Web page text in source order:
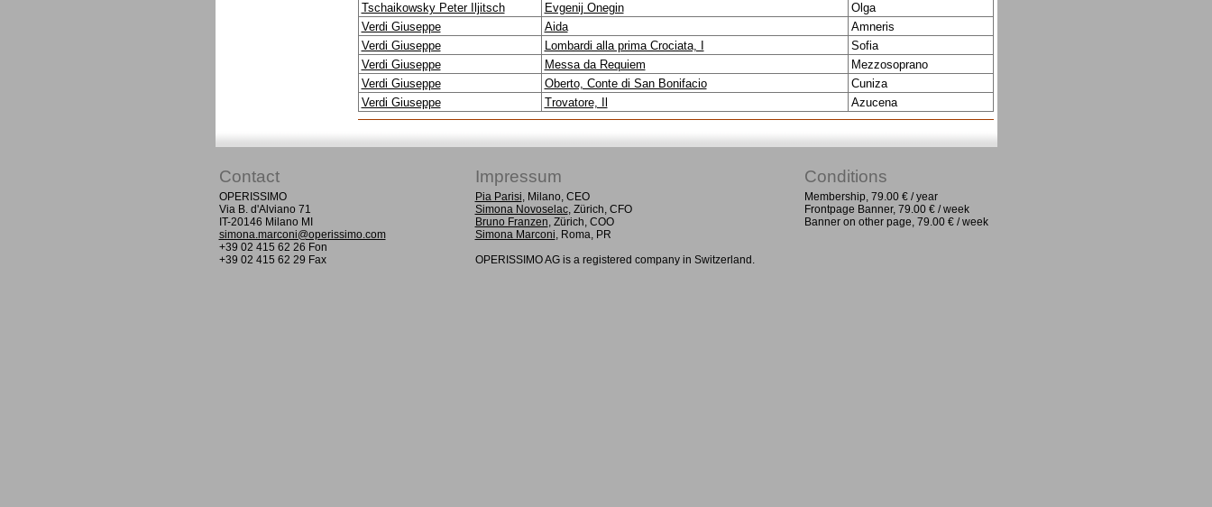
Tschaikowsky Peter Iljitsch
Evgenij Onegin
Olga
Verdi Giuseppe
Aida
Amneris
Verdi Giuseppe
Lombardi alla prima Crociata, I
Sofia
Verdi Giuseppe
Messa da Requiem
Mezzosoprano
Verdi Giuseppe
Oberto, Conte di San Bonifacio
Cuniza
Verdi Giuseppe
Trovatore, Il Azucena
Contact Impressum Conditions
OPERISSIMO
Via B. d'Alviano 71
IT-20146 Milano MI
simona.marconi@operissimo.com
+39 02 415 62 26 Fon
+39 02 415 62 29 Fax
Pia Parisi, Milano, CEO
Simona Novoselac, Zürich, CFO
Bruno Franzen, Zürich, COO
Simona Marconi, Roma, PR
OPERISSIMO AG is a registered company in Switzerland.
Membership, 79.00 € / year
Frontpage Banner, 79.00 € / week
Banner on other page, 79.00 € / week